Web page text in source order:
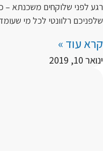
רגע לפני שלוקחים משכנתא
שלפניכם רלוונטי לכל מי
קרא עוד »
ינואר 10, 2019